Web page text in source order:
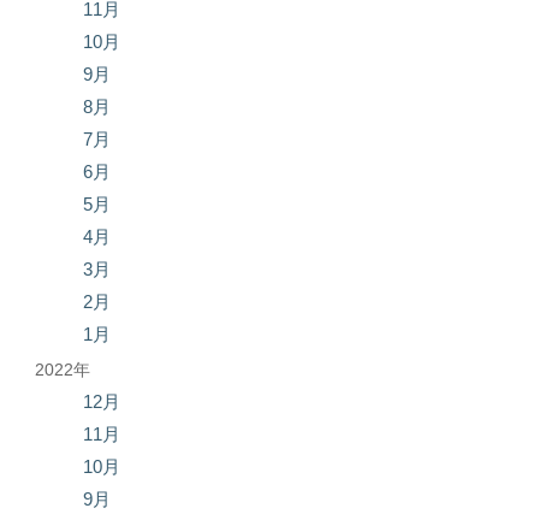
11月
10月
9月
8月
7月
6月
5月
4月
3月
2月
1月
2022年
12月
11月
10月
9月